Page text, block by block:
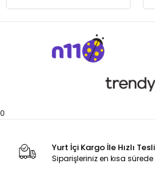
0
Yurt İçi Kargo İle Hızlı
Siparişleriniz en kısa sürede